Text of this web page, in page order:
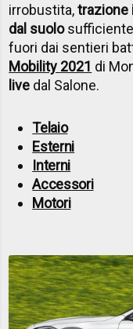
irrobustita,trazione
dal suolosufficiente
fuori dai sentieri
Mobility 2021 di
live dal Salone.
Telaio
Esterni
Interni
Accessori
Motori